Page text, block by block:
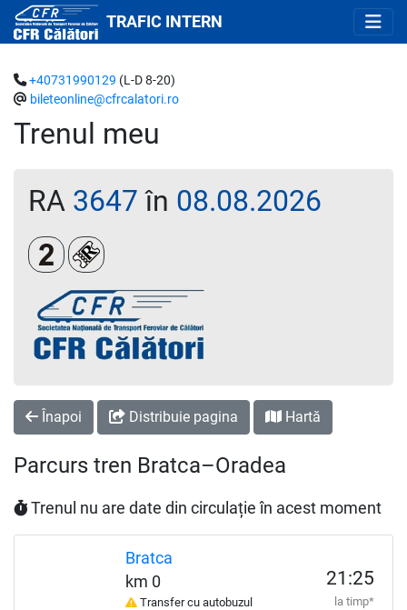
TRAFIC INTERN
Trenul meu
+40731990129 (L-D 8-20)
bileteonline@cfrcalatori.ro
RA 3647 în 08.08.2026
Clasa a 2-aLoc rezervat (biletul se emite obligatoriu și
Înapoi Distribuie pagina Hartă
Parcurs tren Bratca–Oradea
Trenul nu are date din circulație în acest moment
Bratca
km 0
Transfer cu autobuzul
21:25
la timp*